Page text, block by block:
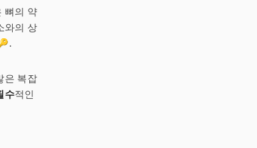
뼈의 약
와의 상
은 복잡
수적인